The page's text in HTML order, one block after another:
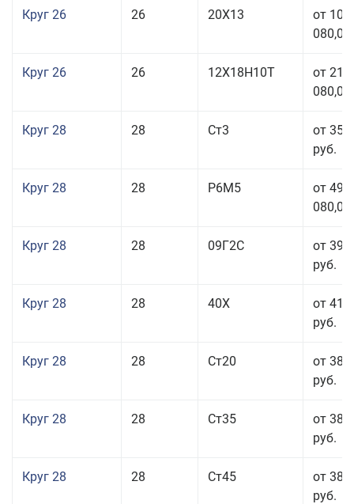
Круг 26 26 20Х13
от 103
080,00
Круг 26 26 12Х18Н10Т
от 210
080,00
Круг 28 28 Ст3
от 35
руб.
Круг 28 28 Р6М5
от 499
080,00
Круг 28 28 09Г2С
от 39
руб.
Круг 28 28 40Х
от 41
руб.
Круг 28 28 Ст20
от 38
руб.
Круг 28 28 Ст35
от 38
руб.
Круг 28 28 Ст45
от 38
руб.